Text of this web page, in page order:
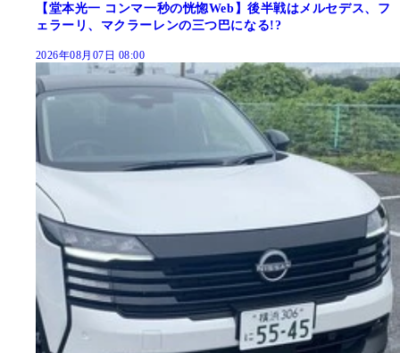
【堂本光一 コンマ一秒の恍惚Web】後半戦はメルセデス、フ
ェラーリ、マクラーレンの三つ巴になる!?
2026年08月07日 08:00